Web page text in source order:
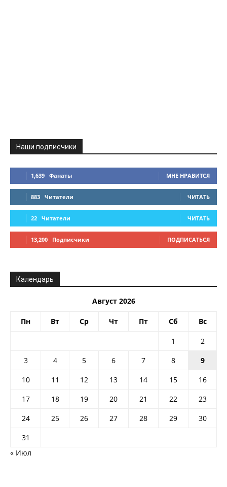
Наши подписчики
1,639 Фанаты МНЕ НРАВИТСЯ
883 Читатели ЧИТАТЬ
22 Читатели ЧИТАТЬ
13,200 Подписчики ПОДПИСАТЬСЯ
Календарь
Август 2026
Пн Вт Ср Чт Пт Сб Вс
1
2
3
4 5 6 7 8
9
10
11 12 13 14 15
16
17
18 19 20 21 22
23
24
25 26 27 28 29
30
31
« Июл